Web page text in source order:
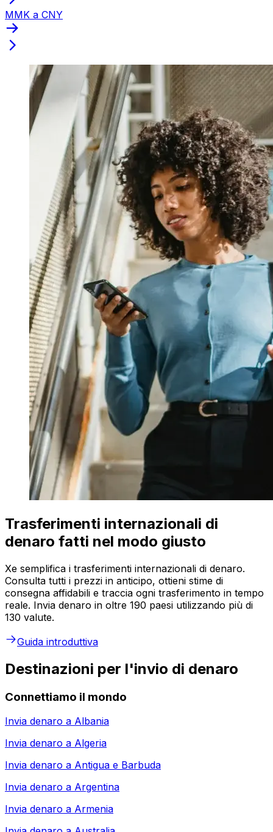
MMK a CNY
Trasferimenti internazionali di
denaro fatti nel modo giusto
Xe semplifica i trasferimenti internazionali di denaro.
Consulta tutti i prezzi in anticipo, ottieni stime di
consegna affidabili e traccia ogni trasferimento in tempo
reale. Invia denaro in oltre 190 paesi utilizzando più di
130 valute.
Guida introduttiva
Destinazioni per l'invio di denaro
Connettiamo il mondo
Invia denaro a Albania
Invia denaro a Algeria
Invia denaro a Antigua e Barbuda
Invia denaro a Argentina
Invia denaro a Armenia